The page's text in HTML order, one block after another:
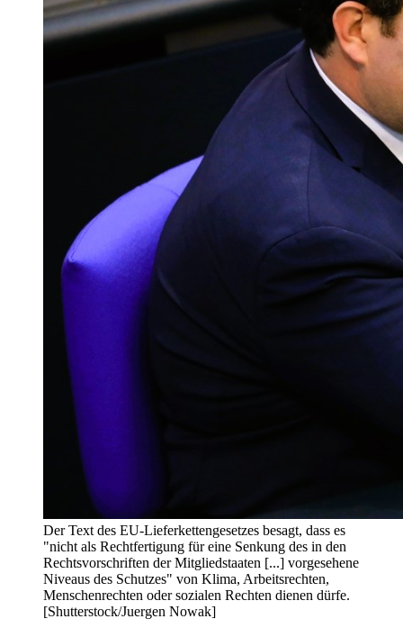
Der Text des EU-Lieferkettengesetzes besagt, dass es
"nicht als Rechtfertigung für eine Senkung des in den
Rechtsvorschriften der Mitgliedstaaten [...] vorgesehene
Niveaus des Schutzes" von Klima, Arbeitsrechten,
Menschenrechten oder sozialen Rechten dienen dürfe.
[Shutterstock/Juergen Nowak]